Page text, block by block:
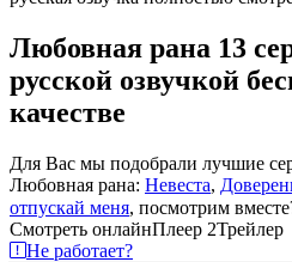
Любовная рана 13
русской озвучкой
качестве
Для Вас мы подобрали лучшие
Любовная рана: Невеста,
отпускай меня, посмотрим
Смотреть онлайнПлеер 2Трейлер
Не работает?